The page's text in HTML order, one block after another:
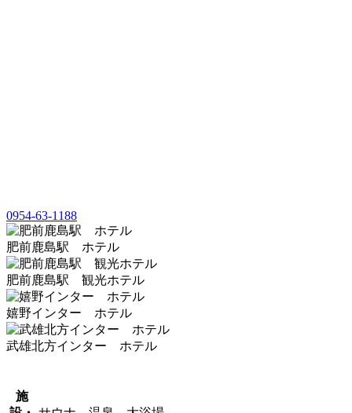
0954-63-1188
肥前鹿島駅 ホテル
肥前鹿島駅 観光ホテル
嬉野インター ホテル
武雄北方インター ホテル
施